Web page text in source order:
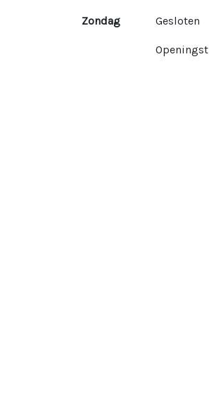
Zondag Gesloten